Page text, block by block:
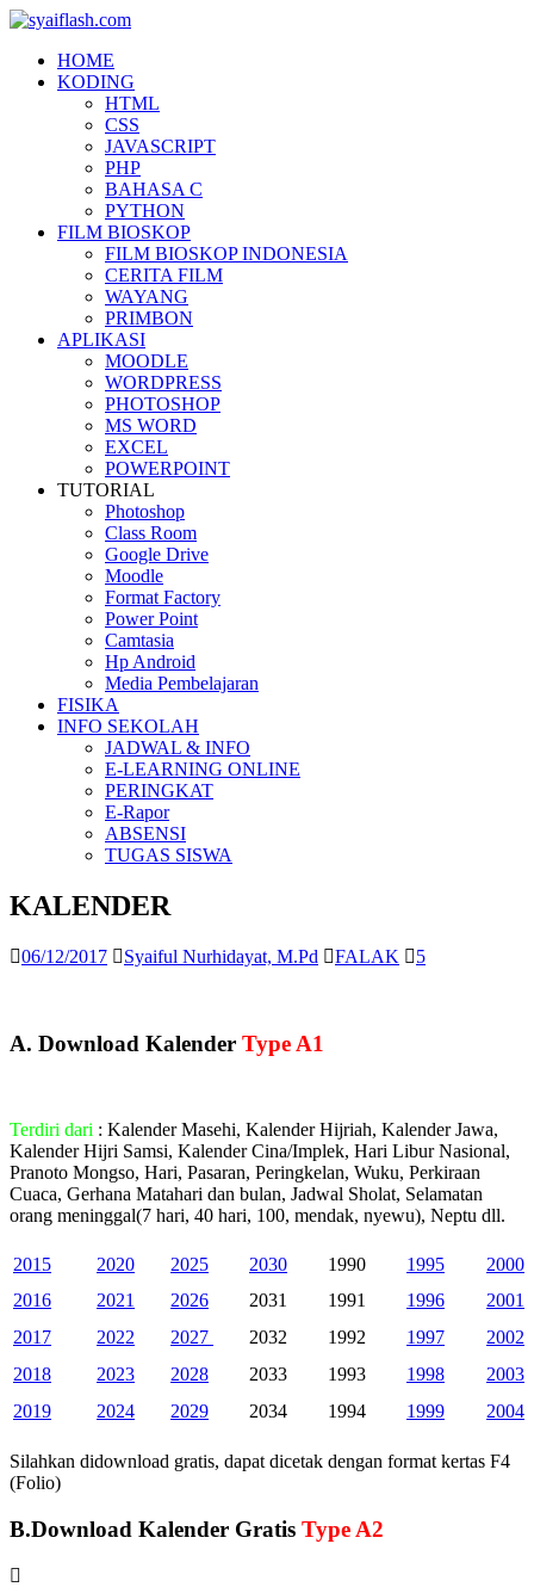
HOME
KODING
HTML
CSS
JAVASCRIPT
PHP
BAHASA C
PYTHON
FILM BIOSKOP
FILM BIOSKOP INDONESIA
CERITA FILM
WAYANG
PRIMBON
APLIKASI
MOODLE
WORDPRESS
PHOTOSHOP
MS WORD
EXCEL
POWERPOINT
TUTORIAL
Photoshop
Class Room
Google Drive
Moodle
Format Factory
Power Point
Camtasia
Hp Android
Media Pembelajaran
FISIKA
INFO SEKOLAH
JADWAL & INFO
E-LEARNING ONLINE
PERINGKAT
E-Rapor
ABSENSI
TUGAS SISWA
KALENDER
06/12/2017 Syaiful Nurhidayat, M.Pd FALAK 5
A. Download Kalender Type A1
Terdiri dari : Kalender Masehi, Kalender Hijriah, Kalender Jawa,
Kalender Hijri Samsi, Kalender Cina/Implek, Hari Libur Nasional,
Pranoto Mongso, Hari, Pasaran, Peringkelan, Wuku, Perkiraan
Cuaca, Gerhana Matahari dan bulan, Jadwal Sholat, Selamatan
orang meninggal(7 hari, 40 hari, 100, mendak, nyewu), Neptu dll.
2015 2020 2025 2030 1990 1995
2000
2016
2021 2026 2031 1991 1996
2001
2017
2022 2027 2032 1992 1997
2002
2018
2023 2028 2033 1993 1998
2003
2019
2024 2029 2034 1994 1999 2004
Silahkan didownload gratis, dapat dicetak dengan format kertas F4
(Folio)
B.Download Kalender Gratis Type A2